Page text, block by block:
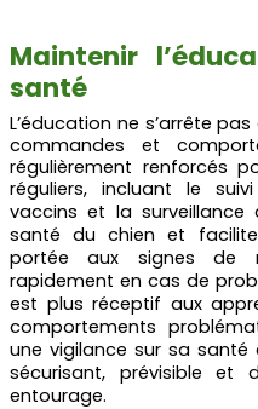
Maintenir
santé
L’éducation ne s’arrête
commandes et
régulièrement renforcés
réguliers, incluant le
vaccins et la surveillance
santé du chien et
portée aux signes de
rapidement en cas de
est plus réceptif aux
comportements
une vigilance sur sa
sécurisant, prévisible et
entourage.